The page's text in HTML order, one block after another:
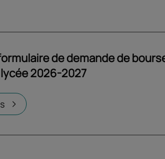
de demande de
2026-2027
onglet